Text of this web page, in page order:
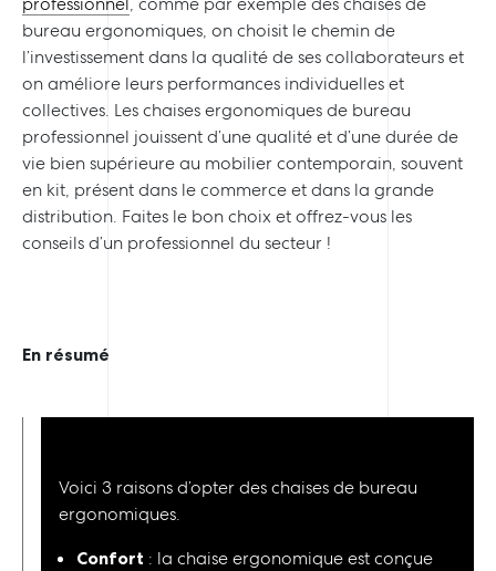
bureau ergonomiques, on choisit le chemin de
l’investissement dans la qualité de ses collaborateurs et
on améliore leurs performances individuelles et
collectives. Les chaises ergonomiques de bureau
professionnel jouissent d’une qualité et d’une durée de
vie bien supérieure au mobilier contemporain, souvent
en kit, présent dans le commerce et dans la grande
distribution. Faites le bon choix et offrez-vous les
conseils d’un professionnel du secteur !
En résumé
Voici 3 raisons d’opter des chaises de bureau
ergonomiques.
Confort : la chaise ergonomique est conçue